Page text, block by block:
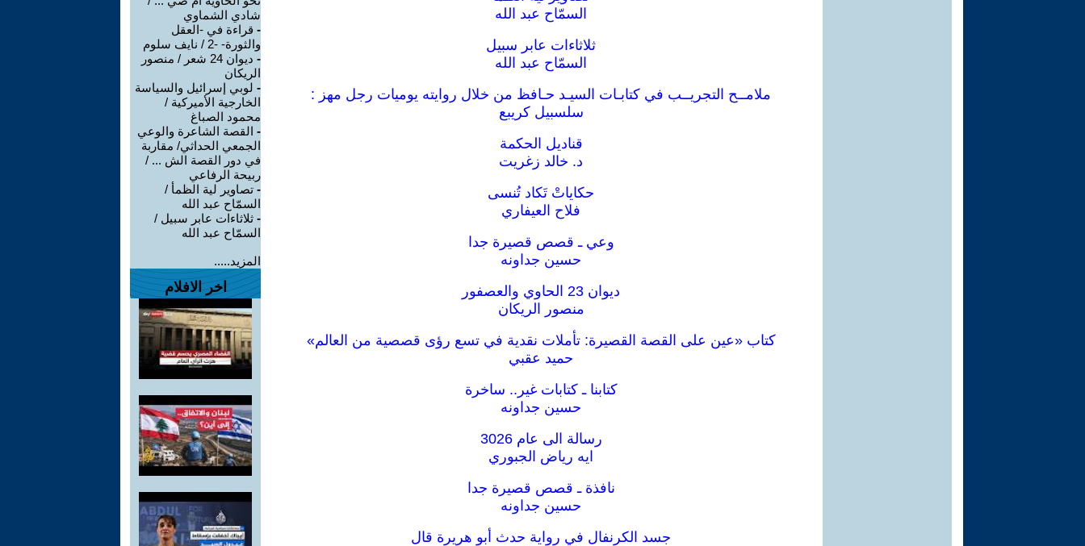
السمّاح عبد الله
ثلاثاءات عابر سبيل
السمّاح عبد الله
ملامــح التجريــب في كتابـات السيـد حـافظ من خلال روايته يوميات رجل مهز :
سلسبيل كريبع
قناديل الحكمة
د. خالد زغريت
حكاياتْ تَكاد تُنسى
فلاح العيفاري
وعي ـ قصص قصيرة جدا
حسين جداونه
ديوان 23 الحاوي والعصفور
منصور الريكان
كتاب «عين على القصة القصيرة: تأملات نقدية في تسع رؤى قصصية من العالم»
حميد عقبي
كتابنا ـ كتابات غير.. ساخرة
حسين جداونه
رسالة الى عام 3026
ايه رياض الجبوري
نافذة ـ قصص قصيرة جدا
حسين جداونه
جسد الكرنفال في رواية حدث أبو هريرة قال
شادي الشماوي
- قراءة في -العقل
والثورة- -2 / نايف سلوم
-
ديوان 24 شعر / منصور
الريكان
- لوبي إسرائيل والسياسة
الخارجية الأميركية /
محمود الصباغ
- القصة الشاعرة والوعي
الجمعي الحداثي/ مقاربة
في دور القصة الش ... /
ربيحة الرفاعي
- تصاوير لية الظمأ /
السمّاح عبد الله
- ثلاثاءات عابر سبيل /
السمّاح عبد الله
المزيد.....
اخر الافلام